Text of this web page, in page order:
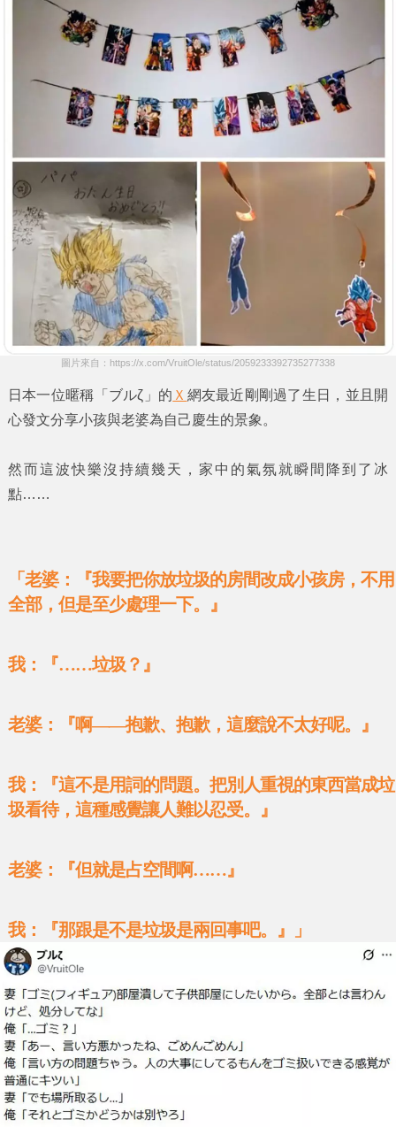
圖片來自：https://x.com/VruitOle/status/2059233392735277338
日本一位暱稱 「ブルζ」 的 Ｘ 網友最近剛剛過了生日，並且開
心發文分享小孩與老婆為自己慶生的景象。
然而這波快樂沒持續幾天，家中的氣氛就瞬間降到了冰
點……
「老婆：『我要把你放垃圾的房間改成小孩房，不用
全部，但是至少處理一下。』
我：『……垃圾？』
老婆：『啊——抱歉、抱歉，這麼說不太好呢。』
我：『這不是用詞的問題。把別人重視的東西當成垃
圾看待，這種感覺讓人難以忍受。』
老婆：『但就是占空間啊……』
我：『那跟是不是垃圾是兩回事吧。』」